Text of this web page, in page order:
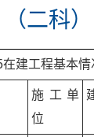
（二科）
基本情况
施工单
位